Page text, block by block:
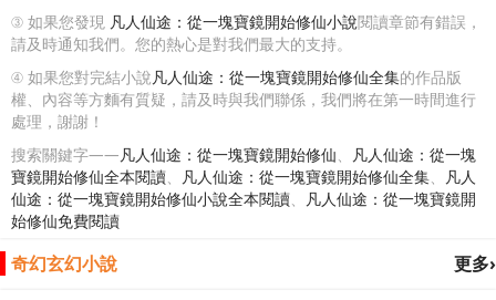
③ 如果您發現 凡人仙途：從一塊寶鏡開始修仙小說閱讀章節有錯誤，
請及時通知我們。您的熱心是對我們最大的支持。
④ 如果您對完結小說凡人仙途：從一塊寶鏡開始修仙全集的作品版
權、內容等方麵有質疑，請及時與我們聯係，我們將在第一時間進行
處理，謝謝！
搜索關鍵字——凡人仙途：從一塊寶鏡開始修仙、
凡人仙途：從一塊
寶鏡開始修仙全本閱讀、 凡人仙途：從一塊寶鏡開始修仙全集、
凡人
仙途：從一塊寶鏡開始修仙小說全本閱讀、
凡人仙途：從一塊寶鏡開
始修仙免費閱讀
更多›
奇幻玄幻小說